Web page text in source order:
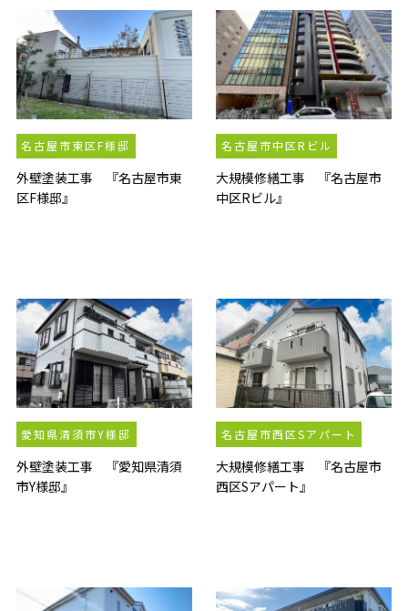
名古屋市東区F様邸
外壁塗装工事 『名古屋市東
区F様邸』
名古屋市中区Rビル
大規模修繕工事 『名古屋市
中区Rビル』
愛知県清須市Y様邸
外壁塗装工事 『愛知県清須
市Y様邸』
名古屋市西区Sアパート
大規模修繕工事 『名古屋市
西区Sアパート』